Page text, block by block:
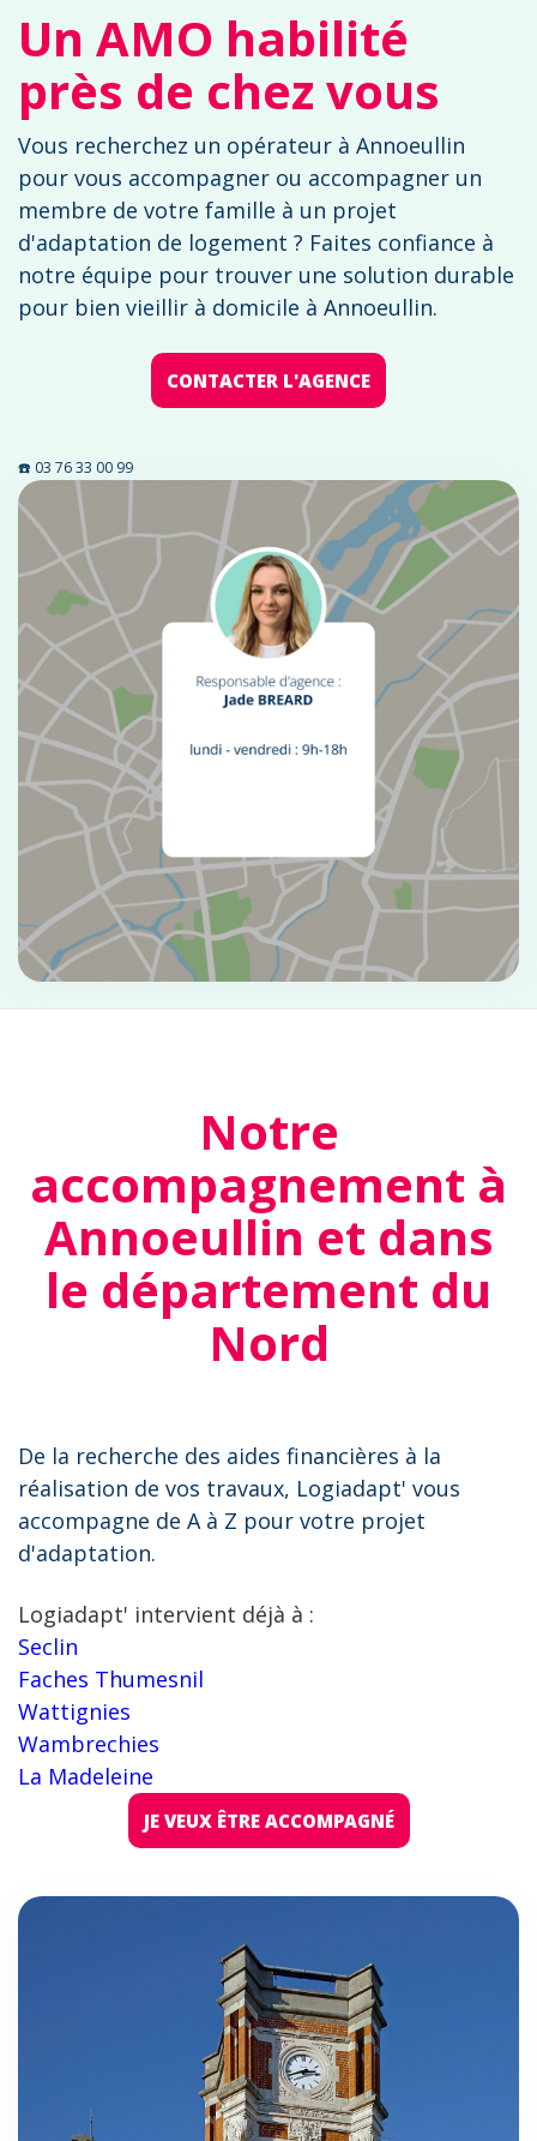
Un AMO habilité
près de chez vous
Vous recherchez un opérateur à Annoeullin
pour vous accompagner ou accompagner un
membre de votre famille à un projet
d'adaptation de logement ? Faites confiance à
notre équipe pour trouver une solution durable
pour bien vieillir à domicile à Annoeullin.
CONTACTER L'AGENCE
☎️ 03 76 33 00 99
Notre
accompagnement à
Annoeullin et dans
le département du
Nord
De la recherche des aides financières à la
réalisation de vos travaux, Logiadapt' vous
accompagne de A à Z pour votre projet
d'adaptation.
Logiadapt' intervient déjà à :
Seclin
Faches Thumesnil
Wattignies
Wambrechies
La Madeleine
JE VEUX ÊTRE ACCOMPAGNÉ